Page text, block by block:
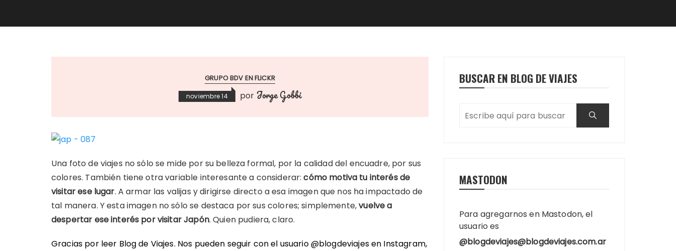
GRUPO BDV EN FLICKR
noviembre 14 por Jorge Gobbi
Una foto de viajes no sólo se mide por su belleza formal, por la calidad del encuadre, por sus
colores. También tiene otra variable interesante a considerar:cómo motiva tu interés de
visitar ese lugar. A armar las valijas y dirigirse directo a esa imagen que nos ha impactado de
tal manera. Y esta imagen no sólo se destaca por sus colores; simplemente,vuelve a
despertar ese interés por visitar Japón. Quien pudiera, claro.
Gracias por leer Blog de Viajes. Nos pueden seguir con el usuario @blogdeviajes en Instagram,
BUSCAR EN BLOG DE VIAJES
MASTODON
Para agregarnos en Mastodon, el
usuario es
@blogdeviajes@blogdeviajes.com.ar